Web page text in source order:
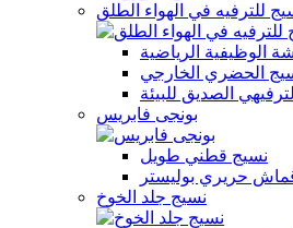
للترفيه في الهواء الطلق
الوظيفية الرياضية
الحضري الخارجي
الصديق للبيئة
بونجى فابريس
نسيج قطني طويل
حريري بوليستر
نسيج جلد الخوخ